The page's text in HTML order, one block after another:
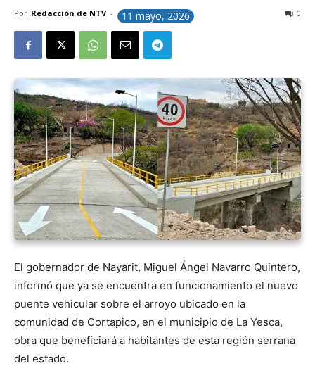
Por Redacción de NTV - 11 mayo, 2026 0
El gobernador de Nayarit, Miguel Ángel Navarro Quintero,
informó que ya se encuentra en funcionamiento el nuevo
puente vehicular sobre el arroyo ubicado en la
comunidad de Cortapico, en el municipio de La Yesca,
obra que beneficiará a habitantes de esta región serrana
del estado.